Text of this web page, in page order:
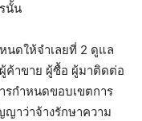
นั้น
ดให้จำเลยที่ 2 ดูแล
ค้าขาย ผู้ซื้อ ผู้มาติดต่อ
รกำหนดขอบเขตการ
ญาว่าจ้างรักษาความ